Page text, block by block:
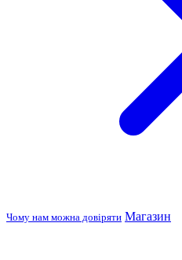
Чому нам можна довіряти Магазин